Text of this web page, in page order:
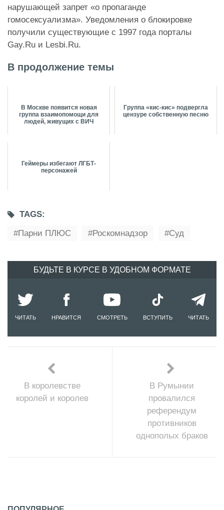
нарушающей запрет «о пропаганде
гомосексуализма». Уведомления о блокировке
получили существующие с 1997 года порталы
Gay.Ru и Lesbi.Ru.
В продолжение темы
В Москве появится новая
группа взаимопомощи для
людей, живущих с ВИЧ
Группа «кис-кис» подвергла
цензуре собственную песню
Геймеры избегают ЛГБТ-
персонажей
TAGS:
Парни ПЛЮС
Роскомнадзор Суд
БУДЬТЕ В КУРСЕ В УДОБНОМ ФОРМАТЕ
ЧИТАТЬ НРАВИТСЯ СМОТРЕТЬ ВСТУПИТЬ ЧИТАТЬ
В королевстве
королей и королев
В Румынии
провалился
референдум
противников
однополых браков